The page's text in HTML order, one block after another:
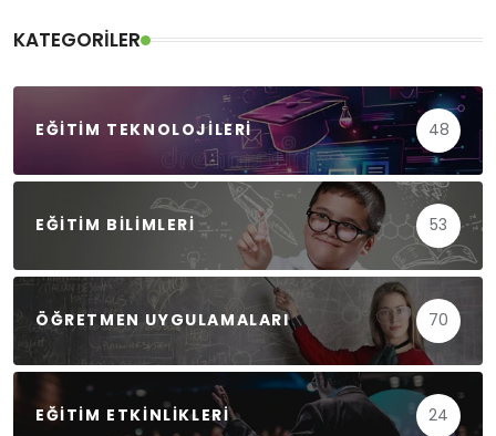
KATEGORILER
EĞITIM TEKNOLOJILERI 48
EĞITIM BILIMLERI 53
ÖĞRETMEN UYGULAMALARI 70
EĞITIM ETKINLIKLERI 24